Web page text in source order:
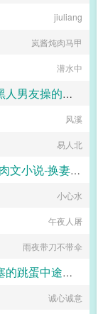
jiuliang
岚酱炖肉马甲
潜水中
广东大屁股熟妇被女儿的黑人男友操的浑身颤抖淫水喷满床单
二十三
风溪
易人北
极品丝袜小说集合(H小说-肉文小说-换妻-妈妈-母子)
海岸线文学
小心水
午夜人屠
雨夜带刀不带伞
新娘在婚礼上夹着前男友塞的跳蛋中途忍不住喷水了
二十三
诚心诚意